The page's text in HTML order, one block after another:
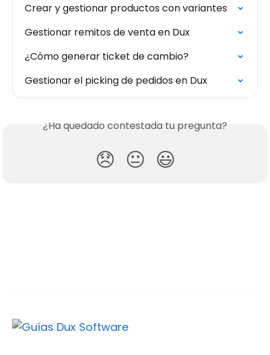
Crear y gestionar productos con variantes
Gestionar remitos de venta en Dux
¿Cómo generar ticket de cambio?
Gestionar el picking de pedidos en Dux
¿Ha quedado contestada tu pregunta?
😞 😐 😃